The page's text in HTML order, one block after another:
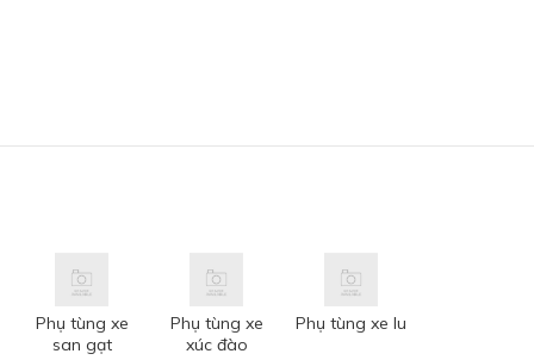
Phụ tùng xe
san gạt
Phụ tùng xe
xúc đào
Phụ tùng xe lu